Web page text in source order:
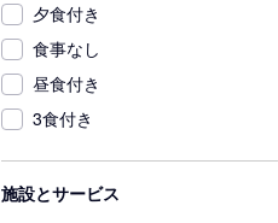
夕食付き
食事なし
昼食付き
3食付き
施設とサービス